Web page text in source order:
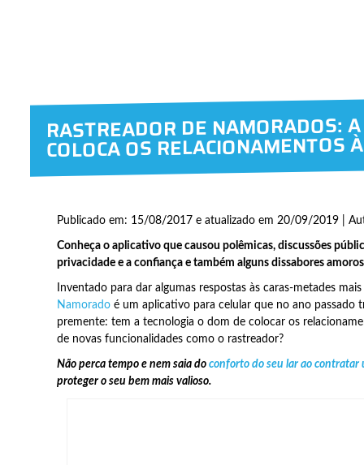
RASTREADOR DE NAMORADOS:
COLOCA OS RELACIONAMENTOS
Publicado em: 15/08/2017 e atualizado em 20/09/2019 |
Conheça o aplicativo que causou polêmicas, discussões
privacidade e a confiança e também alguns dissabores
Inventado para dar algumas respostas às caras-metades
Namoradoé um aplicativo para celular que no ano passado
premente: tem a tecnologia o dom de colocar os
de novas funcionalidades como o rastreador?
Não perca tempo e nem saia do conforto do seu lar ao contratar
proteger o seu bem mais valioso.